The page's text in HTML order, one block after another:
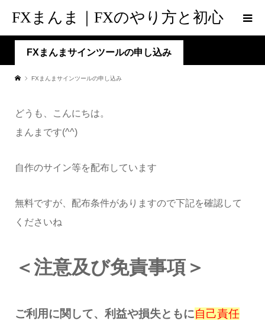
FXまんま｜FXのやり方と初心
者脱出の道標
FXまんまサインツールの申し込み
FXまんまサインツールの申し込み
どうも、こんにちは。
まんまです(^^)
自作のサイン等を配布しています
無料ですが、配布条件がありますので下記を確認して
くださいね
＜注意及び免責事項＞
ご利用に関して、利益や損失ともに自己責任